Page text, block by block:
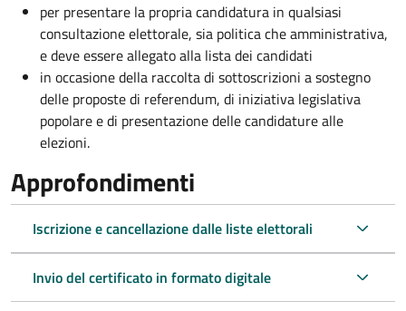
per presentare la propria candidatura in qualsiasi
consultazione elettorale, sia politica che amministrativa,
e deve essere allegato alla lista dei candidati
in occasione della raccolta di sottoscrizioni a sostegno
delle proposte di referendum, di iniziativa legislativa
popolare e di presentazione delle candidature alle
elezioni.
Approfondimenti
Iscrizione e cancellazione dalle liste elettorali
Invio del certificato in formato digitale